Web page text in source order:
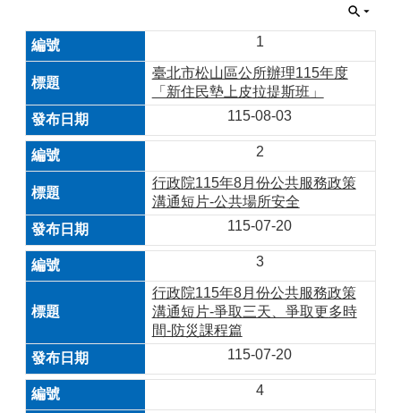
1
臺北市松山區公所辦理115年度
「新住民墊上皮拉提斯班」
115-08-03
2
行政院115年8月份公共服務政策
溝通短片-公共場所安全
115-07-20
3
行政院115年8月份公共服務政策
溝通短片-爭取三天、爭取更多時
間-防災課程篇
115-07-20
4